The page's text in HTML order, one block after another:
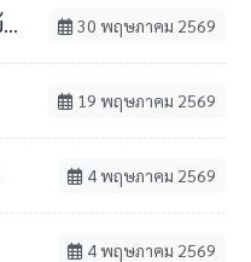
30 พฤษภาคม 2569
19 พฤษภาคม 2569
4 พฤษภาคม 2569
4 พฤษภาคม 2569